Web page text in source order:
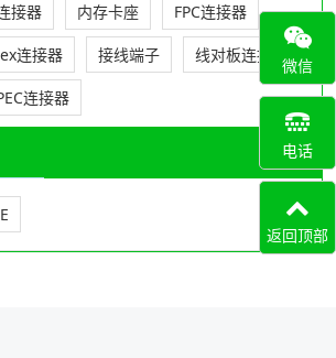
接器 内存卡座 FPC连接器
连接器 接线端子 线对板连接器
连接器
微信
电话
返回顶部